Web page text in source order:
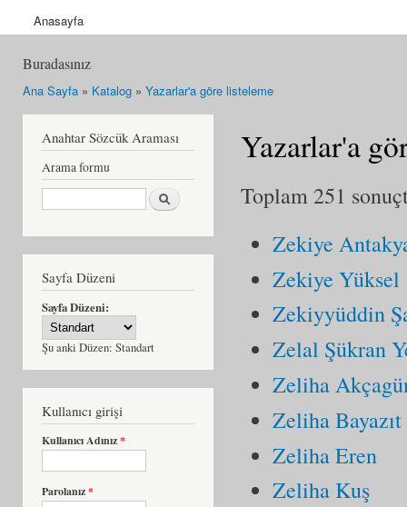
Anasayfa
Buradasınız
Ana Sayfa » Katalog » Yazarlar'a göre listeleme
Anahtar Sözcük Araması
Arama formu
Ara
Sayfa Düzeni
Sayfa Düzeni:
Şu anki Düzen: Standart
Kullanıcı girişi
Kullanıcı Adınız*
Parolanız*
Yazarlar'a
Toplam 251
Zekiye
Zekiye Yüksel
Zekiyyüddin
Zelal Şükran
Zeliha
Zeliha
Zeliha Eren
Zeliha Kuş